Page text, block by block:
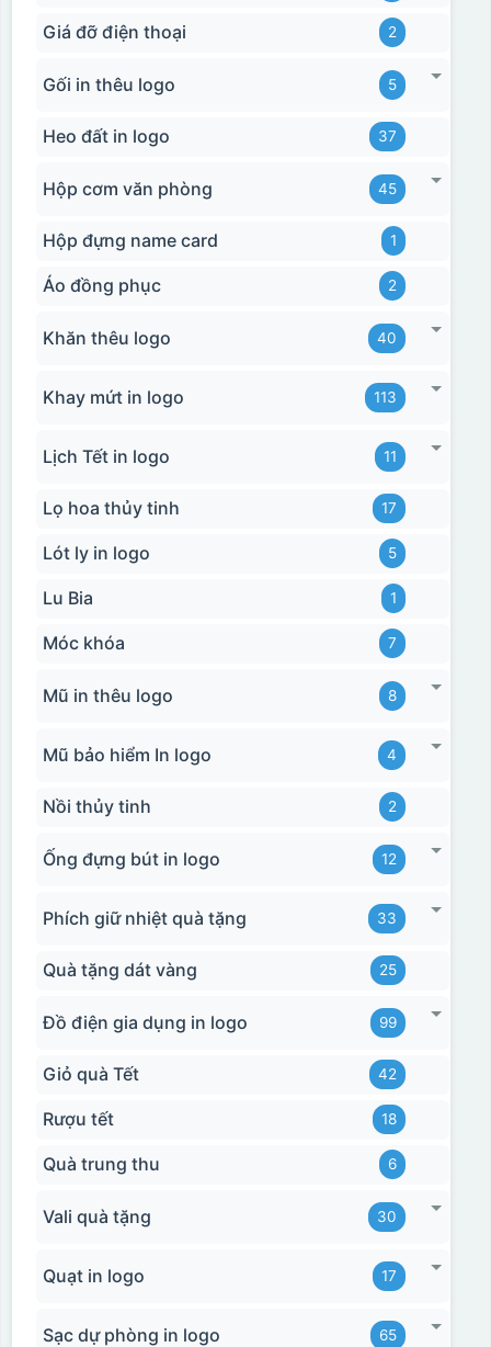
Giá đỡ điện thoại 2
Gối in thêu logo 5
Heo đất in logo 37
Hộp cơm văn phòng 45
Hộp đựng name card 1
Áo đồng phục 2
Khăn thêu logo 40
Khay mứt in logo 113
Lịch Tết in logo 11
Lọ hoa thủy tinh 17
Lót ly in logo 5
Lu Bia 1
Móc khóa 7
Mũ in thêu logo 8
Mũ bảo hiểm In logo 4
Nồi thủy tinh 2
Ống đựng bút in logo 12
Phích giữ nhiệt quà tặng 33
Quà tặng dát vàng 25
Đồ điện gia dụng in logo 99
Giỏ quà Tết 42
Rượu tết 18
Quà trung thu 6
Vali quà tặng 30
Quạt in logo 17
Sạc dự phòng in logo 65